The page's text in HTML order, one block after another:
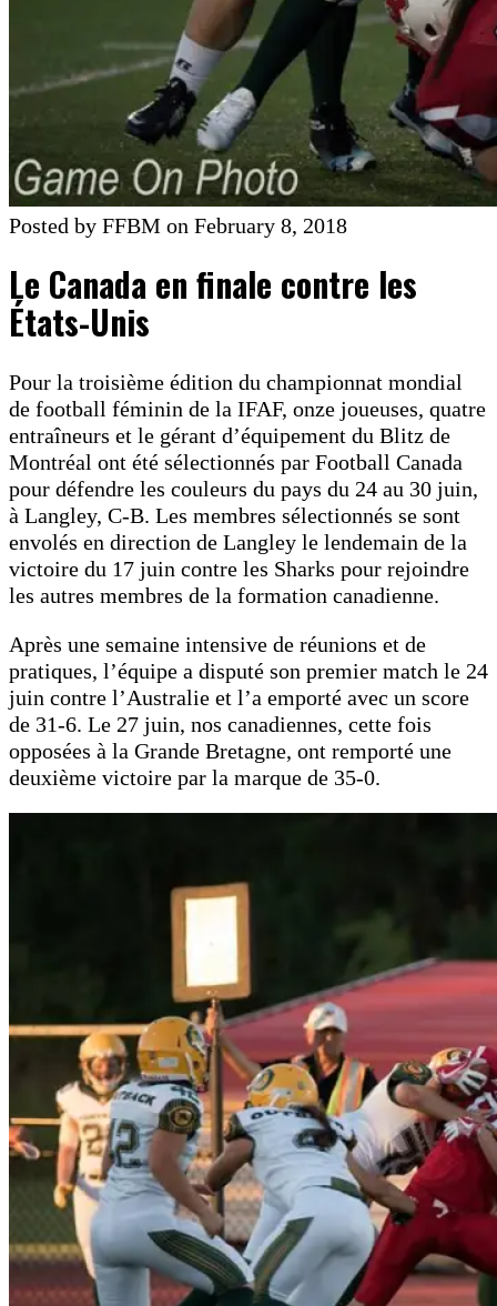
Posted by FFBM on February 8, 2018
Le Canada en finale contre les
États-Unis
Pour la troisième édition du championnat mondial
de football féminin de la IFAF, onze joueuses, quatre
entraîneurs et le gérant d’équipement du Blitz de
Montréal ont été sélectionnés par Football Canada
pour défendre les couleurs du pays du 24 au 30 juin,
à Langley, C-B. Les membres sélectionnés se sont
envolés en direction de Langley le lendemain de la
victoire du 17 juin contre les Sharks pour rejoindre
les autres membres de la formation canadienne.
Après une semaine intensive de réunions et de
pratiques, l’équipe a disputé son premier match le 24
juin contre l’Australie et l’a emporté avec un score
de 31-6. Le 27 juin, nos canadiennes, cette fois
opposées à la Grande Bretagne, ont remporté une
deuxième victoire par la marque de 35-0.